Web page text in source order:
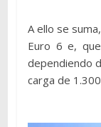
A ello se
Euro 6 e,
dependiendo
carga de